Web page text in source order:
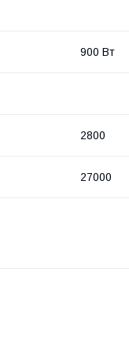
900 Вт
2800
27000